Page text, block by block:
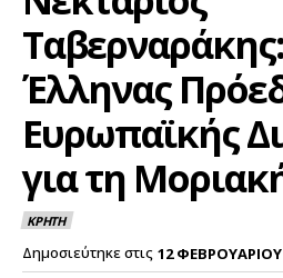
Έλληνας
Ευρωπαϊκής
για τη
ΚΡΗΤΗ
Δημοσιεύτηκε στις 12 ΦΕΒΡΟΥΑΡΙΟΥ